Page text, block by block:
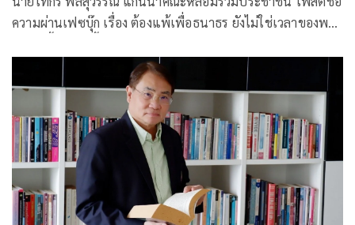
ความผ่านเฟซบุ๊ก เรื่อง ต้องแพ้เพื่อธนาธร ยังไม่ใช่เวลาของพวก
ส้ม หลักการนี้ถูกวางไว้ตั้งแต่มีการยุบพรรคอนาคตใหม่ และถูก
นำมาใช้เป็นหลักในการบริหารการเมืองในพรรคส้ม